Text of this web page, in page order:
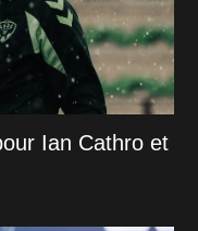
Ian Cathro et